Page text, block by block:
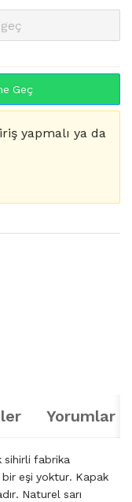
Geç
yapmalı ya da
Yorumlar
sihirli fabrika
eşi yoktur. Kapak
Naturel sarı